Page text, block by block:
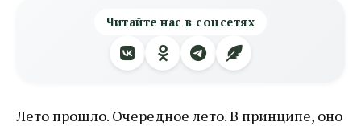
Читайте нас в соцсетях
Лето прошло. Очередное лето. В принципе, оно